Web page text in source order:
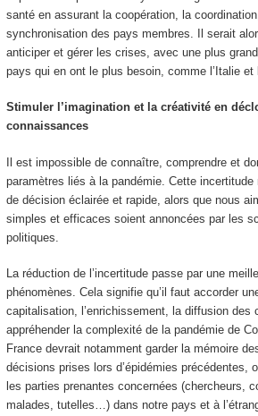
santé en assurant la coopération, la
synchronisation des pays membres. Il serait
anticiper et gérer les crises, avec une plus
pays qui en ont le plus besoin, comme l’Italie et
Stimuler l’imagination et la créativité en
connaissances
Il est impossible de connaître, comprendre et
paramètres liés à la pandémie. Cette
de décision éclairée et rapide, alors que nous
simples et efficaces soient annoncées par les
politiques.
La réduction de l’incertitude passe par une
phénomènes. Cela signifie qu’il faut accorder
capitalisation, l’enrichissement, la diffusion des
appréhender la complexité de la pandémie de
France devrait notamment garder la mémoire
décisions prises lors d’épidémies précédentes,
les parties prenantes concernées (chercheurs,
malades, tutelles…) dans notre pays et à